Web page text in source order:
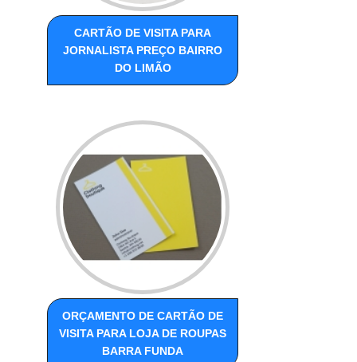
CARTÃO DE VISITA PARA
JORNALISTA PREÇO BAIRRO
DO LIMÃO
ORÇAMENTO DE CARTÃO DE
VISITA PARA LOJA DE ROUPAS
BARRA FUNDA